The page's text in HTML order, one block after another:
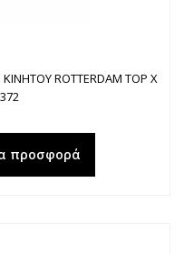
ROTTERDAM TOP X
προσφορά